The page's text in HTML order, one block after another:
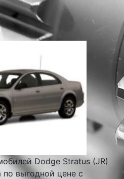
Dodge Stratus (JR)
по выгодной цене с